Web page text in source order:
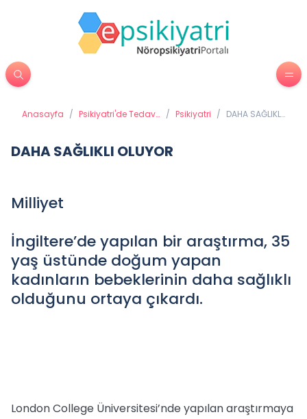
Anasayfa / Psikiyatri'de Tedavi
/ Psikiyatri / DAHA SAĞLIKLI
DAHA SAĞLIKLI OLUYOR
Milliyet
İngiltere’de yapılan bir araştırma, 35
yaş üstünde doğum yapan
kadınların bebeklerinin daha sağlıklı
olduğunu ortaya çıkardı.
London College Üniversitesi’nde yapılan araştırmaya